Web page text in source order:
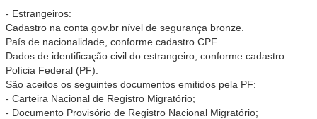
- Estrangeiros:
Cadastro na conta gov.br nível de segurança bronze.
País de nacionalidade, conforme cadastro CPF.
Dados de identificação civil do estrangeiro, conforme cadastro
Polícia Federal (PF).
São aceitos os seguintes documentos emitidos pela PF:
- Carteira Nacional de Registro Migratório;
- Documento Provisório de Registro Nacional Migratório;